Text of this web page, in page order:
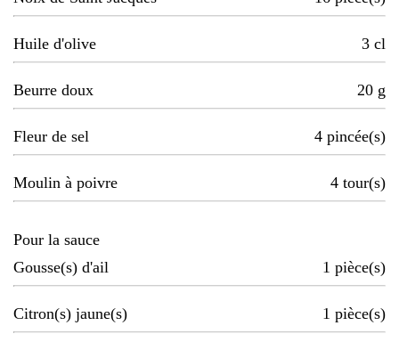
Huile d'olive 3 cl
Beurre doux 20 g
Fleur de sel 4 pincée(s)
Moulin à poivre 4 tour(s)
Pour la sauce
Gousse(s) d'ail
1 pièce(s)
Citron(s) jaune(s) 1 pièce(s)